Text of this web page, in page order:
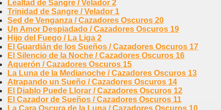
Lealtad de Sangre / Velador 2
Trinidad de Sangre / Velador 1
Sed de Venganza / Cazadores Oscuros 20
Un Amor Despiadado / Cazadores Oscuros 19
Hijo del Fuego / La Liga 2
El Guardián de los Sueños / Cazadores Oscuros 17
El Silencio de la Noche / Cazadores Oscuros 16
Aquerón / Cazadores Oscuros 15
La Luna de la Medianoche / Cazadores Oscuros 13
Atrapando un Sueño / Cazadores Oscuros 14
El Diablo Puede Llorar / Cazadores Oscuros 12
El Cazador de Sueños / Cazadores Oscuros 11
La Cara Oscura de la Luna / Cazadores Oscuros 10